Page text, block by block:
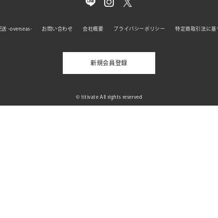
送 -overseas- お問い合わせ 会社概要 プライバシーポリシー 特定商取引法に基
新規会員登録
© titivate All rights reserved